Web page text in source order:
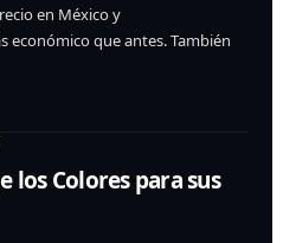
en México y
económico que antes. También
los Colores para sus